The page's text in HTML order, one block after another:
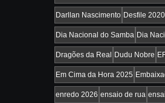
Darllan Nascimento Desfile 2020
Dia Nacional do Samba Dia
Dragões da Real Dudu Nobre
Em Cima da Hora 2025
enredo 2026 ensaio de rua